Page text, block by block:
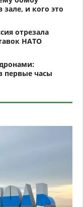
зале, и кого это
отрезала
НАТО
первые часы